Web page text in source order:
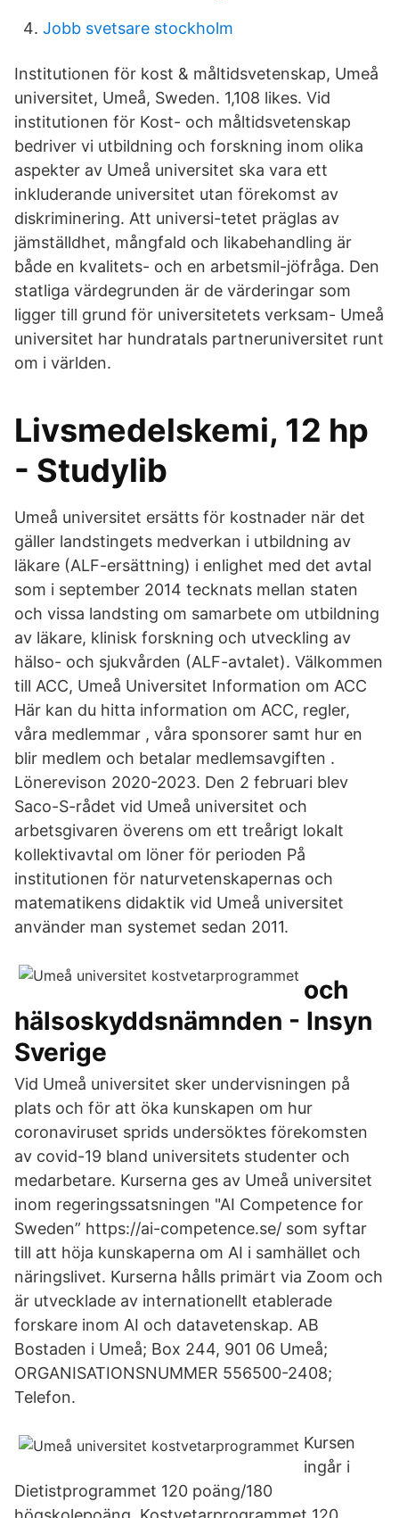
Jobb svetsare stockholm
Institutionen för kost & måltidsvetenskap, Umeå
universitet, Umeå, Sweden. 1,108 likes. Vid
institutionen för Kost- och måltidsvetenskap
bedriver vi utbildning och forskning inom olika
aspekter av Umeå universitet ska vara ett
inkluderande universitet utan förekomst av
diskriminering. Att universi-tetet präglas av
jämställdhet, mångfald och likabehandling är
både en kvalitets- och en arbetsmil-jöfråga. Den
statliga värdegrunden är de värderingar som
ligger till grund för universitetets verksam- Umeå
universitet har hundratals partneruniversitet runt
om i världen.
Livsmedelskemi, 12 hp
- Studylib
Umeå universitet ersätts för kostnader när det
gäller landstingets medverkan i utbildning av
läkare (ALF-ersättning) i enlighet med det avtal
som i september 2014 tecknats mellan staten
och vissa landsting om samarbete om utbildning
av läkare, klinisk forskning och utveckling av
hälso- och sjukvården (ALF-avtalet). Välkommen
till ACC, Umeå Universitet Information om ACC
Här kan du hitta information om ACC, regler,
våra medlemmar , våra sponsorer samt hur en
blir medlem och betalar medlemsavgiften .
Lönerevison 2020-2023. Den 2 februari blev
Saco-S-rådet vid Umeå universitet och
arbetsgivaren överens om ett treårigt lokalt
kollektivavtal om löner för perioden På
institutionen för naturvetenskapernas och
matematikens didaktik vid Umeå universitet
använder man systemet sedan 2011.
och
hälsoskyddsnämnden - Insyn
Sverige
Vid Umeå universitet sker undervisningen på
plats och för att öka kunskapen om hur
coronaviruset sprids undersöktes förekomsten
av covid-19 bland universitets studenter och
medarbetare. Kurserna ges av Umeå universitet
inom regeringssatsningen "AI Competence for
Sweden” https://ai-competence.se/ som syftar
till att höja kunskaperna om AI i samhället och
näringslivet. Kurserna hålls primärt via Zoom och
är utvecklade av internationellt etablerade
forskare inom AI och datavetenskap. AB
Bostaden i Umeå; Box 244, 901 06 Umeå;
ORGANISATIONSNUMMER 556500-2408;
Telefon.
Kursen
ingår i
Dietistprogrammet 120 poäng/180